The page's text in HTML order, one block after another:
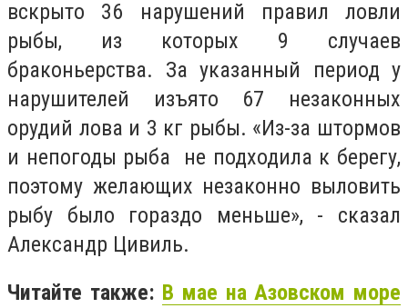
вскрыто 36 нарушений правил ловли
рыбы, из которых 9 случаев
браконьерства. За указанный период у
нарушителей изъято 67 незаконных
орудий лова и 3 кг рыбы. «Из-за штормов
и непогоды рыба не подходила к берегу,
поэтому желающих незаконно выловить
рыбу было гораздо меньше», - сказал
Александр Цивиль.
Читайте также: В мае на Азовском море